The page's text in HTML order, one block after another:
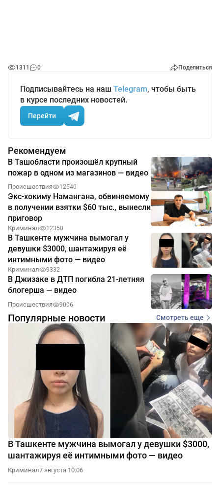
1311 0 Поделиться
Подписывайтесь на наш Telegram, чтобы быть
в курсе последних новостей.
Перейти
Рекомендуем
В Ташобласти произошёл крупный
пожар в одном из магазинов — видео
Происшествия 12540
Экс-хокиму Намангана, обвиняемому
в получении взятки $60 тыс., вынесли
приговор
Криминал 12350
В Ташкенте мужчина вымогал у
девушки $3000, шантажируя её
интимными фото — видео
Криминал 9332
В Джизаке в ДТП погибла 21-летняя
блогерша — видео
Происшествия 9006
Популярные новости Смотреть еще
В Ташкенте мужчина вымогал у девушки $3000,
шантажируя её интимными фото — видео
Криминал7 августа 10:06